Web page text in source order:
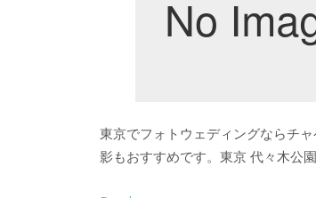
東京でフォトウェディングならチ
影もおすすめです。東京 代々木公